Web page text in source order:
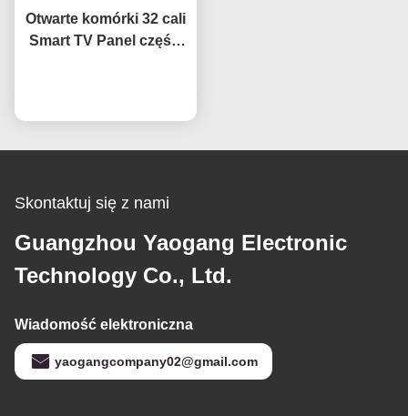
Otwarte komórki 32 cali
Smart TV Panel części
Skontaktuj się z nami
Guangzhou Yaogang Electronic
Technology Co., Ltd.
Wiadomość elektroniczna
yaogangcompany02@gmail.com